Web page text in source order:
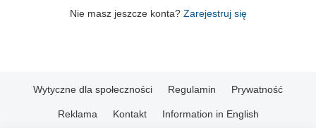
Nie masz jeszcze konta? Zarejestruj się
Wytyczne dla społeczności Regulamin Prywatność
Reklama Kontakt Information in English